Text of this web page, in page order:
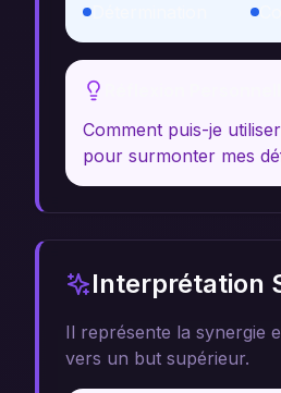
Comment puis-je
pour surmonter mes
Interprétation
Il représente la synergie
vers un but supérieur.